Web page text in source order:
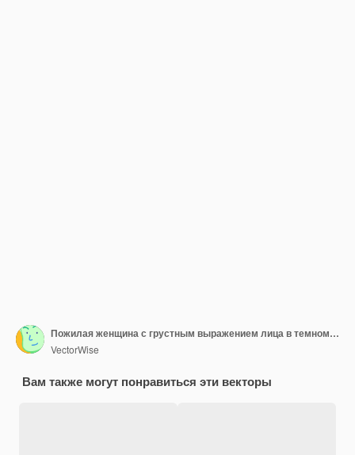
Пожилая женщина с грустным выражением лица в темном свитере и белом воротнике на плоской векторной иллюстрации
VectorWise
Вам также могут понравиться эти векторы